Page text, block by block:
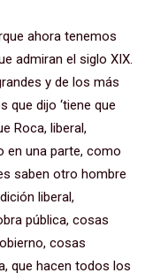
ahora tenemos
admiran el siglo XIX.
y de los más
dijo ‘tiene que
Roca, liberal,
en una parte, como
saben otro hombre
liberal,
pública, cosas
cosas
que hacen todos los